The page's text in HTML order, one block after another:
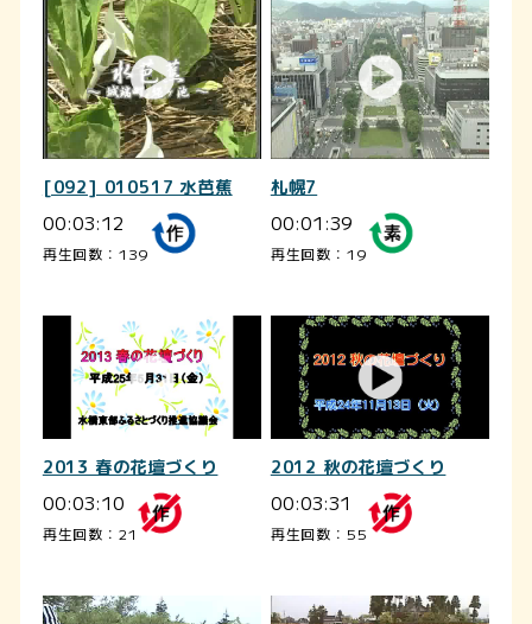
[092] 010517 水芭蕉
00:03:12
再生回数：139
札幌7
00:01:39
再生回数：19
2013 春の花壇づくり
00:03:10
再生回数：21
2012 秋の花壇づくり
00:03:31
再生回数：55